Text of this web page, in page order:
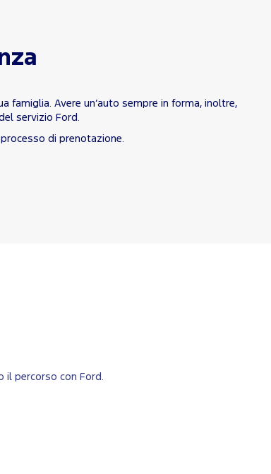
Avere un’auto sempre in forma, inoltre,
servizio Ford.
di prenotazione.
percorso con Ford.